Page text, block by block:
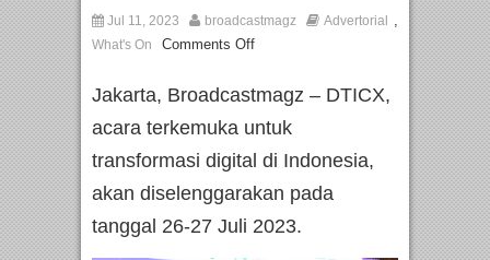
Jul 11, 2023 broadcastmagz Advertorial ,
What's On Comments Off
Jakarta, Broadcastmagz – DTICX,
acara terkemuka untuk
transformasi digital di Indonesia,
akan diselenggarakan pada
tanggal 26-27 Juli 2023.